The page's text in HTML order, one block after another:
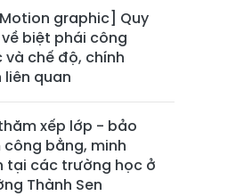
graphic] Quy
biệt phái công
và chế độ, chính
liên quan
xếp lớp - bảo
bằng, minh
tại các trường học ở
Thành Sen